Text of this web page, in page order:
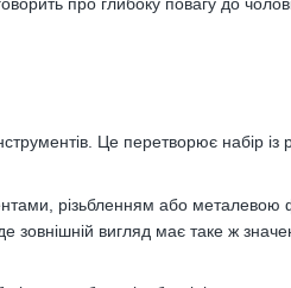
Це перетворює набір із
різьбленням або металевою
зовнішній вигляд має таке ж